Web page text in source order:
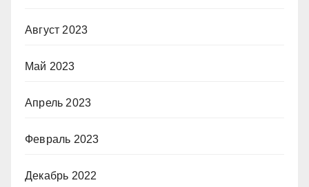
Август 2023
Май 2023
Апрель 2023
Февраль 2023
Декабрь 2022